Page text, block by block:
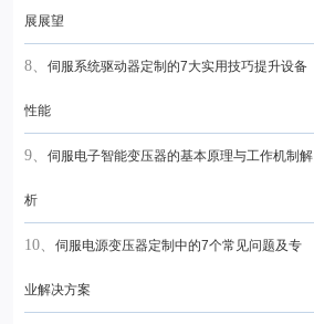
展展望
8、 伺服系统驱动器定制的7大实用技巧提升设备
性能
9、 伺服电子智能变压器的基本原理与工作机制解
析
10、 伺服电源变压器定制中的7个常见问题及专
业解决方案